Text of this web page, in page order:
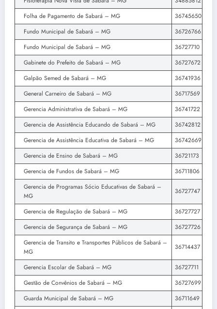
Folha de Pagamento de Sabará – MG
36745650
Fundo Municipal de Sabará – MG
36726766
Fundo Municipal de Sabará – MG
36727710
Gabinete do Prefeito de Sabará – MG
36727672
Galpão Semed de Sabará – MG
36741936
General Carneiro de Sabará – MG
36717569
Gerencia Administrativa de Sabará – MG
36741722
Gerencia de Assistência Educando de Sabará – MG
36742812
Gerencia de Assistência Educativa de Sabará – MG
36742669
Gerencia de Ensino de Sabará – MG
36721173
Gerencia de Fundos de Sabará – MG
36711806
Gerencia de Programas Sócio Educativas de Sabará –
MG
36727747
Gerencia de Regulação de Sabará – MG
36727727
Gerencia de Segurança de Sabará – MG
36727726
Gerencia de Transito e Transportes Públicos de Sabará –
MG
36714437
Gerencia Escolar de Sabará – MG
36727711
Gestão de Convênios de Sabará – MG
36727699
Guarda Municipal de Sabará – MG
36711649